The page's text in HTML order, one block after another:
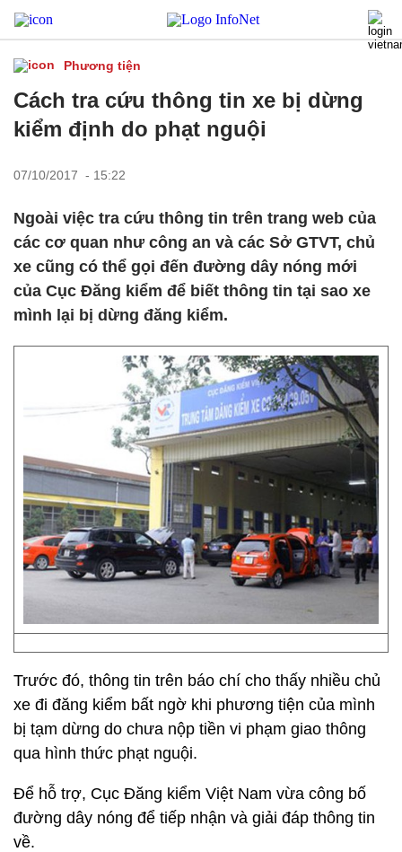
Phương tiện
Cách tra cứu thông tin xe bị dừng
kiểm định do phạt nguội
07/10/2017 - 15:22
Ngoài việc tra cứu thông tin trên trang web của
các cơ quan như công an và các Sở GTVT, chủ
xe cũng có thể gọi đến đường dây nóng mới
của Cục Đăng kiểm để biết thông tin tại sao xe
mình lại bị dừng đăng kiểm.
Trước đó, thông tin trên báo chí cho thấy nhiều chủ
xe đi đăng kiểm bất ngờ khi phương tiện của mình
bị tạm dừng do chưa nộp tiền vi phạm giao thông
qua hình thức phạt nguội.
Để hỗ trợ, Cục Đăng kiểm Việt Nam vừa công bố
đường dây nóng để tiếp nhận và giải đáp thông tin
về.